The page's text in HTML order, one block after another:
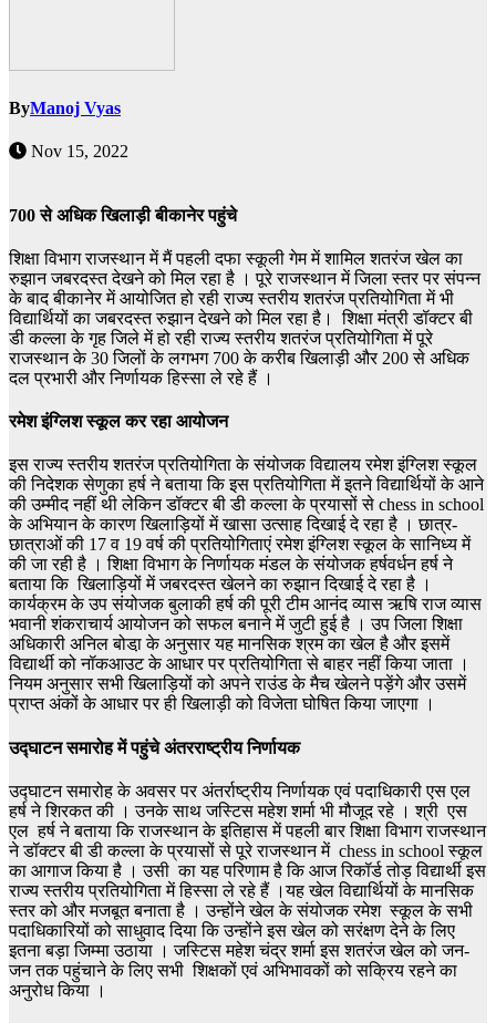
ByManoj Vyas
Nov 15, 2022
700 से अधिक खिलाड़ी बीकानेर पहुंचे
शिक्षा विभाग राजस्थान में मैं पहली दफा स्कूली गेम में शामिल शतरंज खेल का
रुझान जबरदस्त देखने को मिल रहा है । पूरे राजस्थान में जिला स्तर पर संपन्न
के बाद बीकानेर में आयोजित हो रही राज्य स्तरीय शतरंज प्रतियोगिता में भी
विद्यार्थियों का जबरदस्त रुझान देखने को मिल रहा है। शिक्षा मंत्री डॉक्टर बी
डी कल्ला के गृह जिले में हो रही राज्य स्तरीय शतरंज प्रतियोगिता में पूरे
राजस्थान के 30 जिलों के लगभग 700 के करीब खिलाड़ी और 200 से अधिक
दल प्रभारी और निर्णायक हिस्सा ले रहे हैं ।
रमेश इंग्लिश स्कूल कर रहा आयोजन
इस राज्य स्तरीय शतरंज प्रतियोगिता के संयोजक विद्यालय रमेश इंग्लिश स्कूल
की निदेशक सेणुका हर्ष ने बताया कि इस प्रतियोगिता में इतने विद्यार्थियों के आने
की उम्मीद नहीं थी लेकिन डॉक्टर बी डी कल्ला के प्रयासों से chess in school
के अभियान के कारण खिलाड़ियों में खासा उत्साह दिखाई दे रहा है । छात्र-
छात्राओं की 17 व 19 वर्ष की प्रतियोगिताएं रमेश इंग्लिश स्कूल के सानिध्य में
की जा रही है । शिक्षा विभाग के निर्णायक मंडल के संयोजक हर्षवर्धन हर्ष ने
बताया कि खिलाड़ियों में जबरदस्त खेलने का रुझान दिखाई दे रहा है ।
कार्यक्रम के उप संयोजक बुलाकी हर्ष की पूरी टीम आनंद व्यास ऋषि राज व्यास
भवानी शंकराचार्य आयोजन को सफल बनाने में जुटी हुई है । उप जिला शिक्षा
अधिकारी अनिल बोडा़ के अनुसार यह मानसिक श्रम का खेल है और इसमें
विद्यार्थी को नॉकआउट के आधार पर प्रतियोगिता से बाहर नहीं किया जाता ।
नियम अनुसार सभी खिलाड़ियों को अपने राउंड के मैच खेलने पड़ेंगे और उसमें
प्राप्त अंकों के आधार पर ही खिलाड़ी को विजेता घोषित किया जाएगा ।
उद्घाटन समारोह में पहुंचे अंतरराष्ट्रीय निर्णायक
उद्घाटन समारोह के अवसर पर अंतर्राष्ट्रीय निर्णायक एवं पदाधिकारी एस एल
हर्ष ने शिरकत की । उनके साथ जस्टिस महेश शर्मा भी मौजूद रहे । श्री एस
एल हर्ष ने बताया कि राजस्थान के इतिहास में पहली बार शिक्षा विभाग राजस्थान
ने डॉक्टर बी डी कल्ला के प्रयासों से पूरे राजस्थान में chess in school स्कूल
का आगाज किया है । उसी का यह परिणाम है कि आज रिकॉर्ड तोड़ विद्यार्थी इस
राज्य स्तरीय प्रतियोगिता में हिस्सा ले रहे हैं ।यह खेल विद्यार्थियों के मानसिक
स्तर को और मजबूत बनाता है । उन्होंने खेल के संयोजक रमेश स्कूल के सभी
पदाधिकारियों को साधुवाद दिया कि उन्होंने इस खेल को सरंक्षण देने के लिए
इतना बड़ा जिम्मा उठाया । जस्टिस महेश चंद्र शर्मा इस शतरंज खेल को जन-
जन तक पहुंचाने के लिए सभी शिक्षकों एवं अभिभावकों को सक्रिय रहने का
अनुरोध किया ।